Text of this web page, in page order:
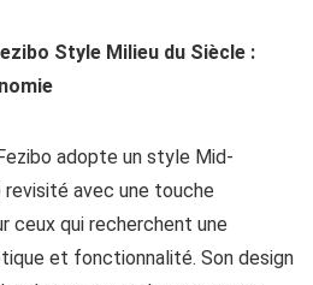
Style Milieu du Siècle :
adopte un style Mid-
avec une touche
ceux qui recherchent une
et fonctionnalité. Son design